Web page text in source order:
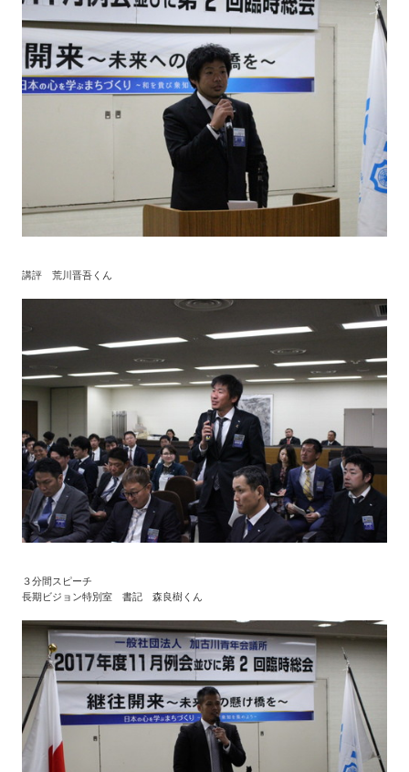
講評 荒川晋吾くん
３分間スピーチ
長期ビジョン特別室 書記 森良樹くん